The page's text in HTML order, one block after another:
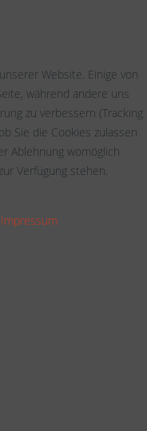
Website. Einige von
während andere uns
zu verbessern (Tracking
Sie die Cookies zulassen
Ablehnung womöglich
Verfügung stehen.
Impressum